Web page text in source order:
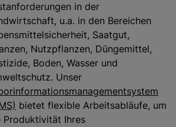
in der
u.a. in den Bereichen
Saatgut,
Nutzpflanzen, Düngemittel,
Boden, Wasser und
Unser
bietet flexible Arbeitsabläufe, um
Produktivität Ihres